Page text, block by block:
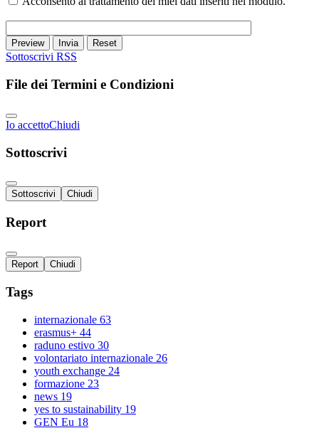
Preview Invia Reset
Sottoscrivi RSS
File dei Termini e Condizioni
Io accettoChiudi
Sottoscrivi
Sottoscrivi Chiudi
Report
Report Chiudi
Tags
internazionale 63
erasmus+ 44
raduno estivo 30
volontariato internazionale 26
youth exchange 24
formazione 23
news 19
yes to sustainability 19
GEN Eu 18